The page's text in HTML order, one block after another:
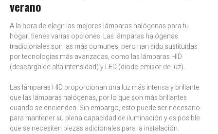
verano
A la hora de elegir las mejores lámparas halógenas para tu
hogar, tienes varias opciones. Las lámparas halógenas
tradicionales son las más comunes, pero han sido sustituidas
por tecnologías más avanzadas, como las lámparas HID
(descarga de alta intensidad) y LED (diodo emisor de luz).
Las lámparas HID proporcionan una luz más intensa y brillante
que las lámparas halógenas, por lo que son más brillantes
cuando se encienden. Sin embargo, esto puede ser necesario
para mantener su plena capacidad de iluminación y es posible
que se necesiten piezas adicionales para la instalación.